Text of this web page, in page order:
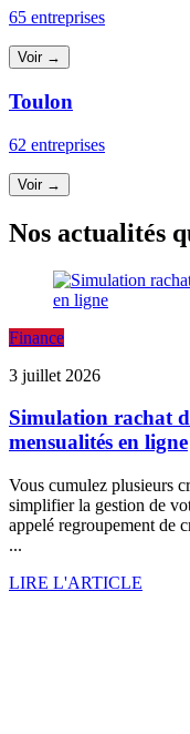
65 entreprises
Voir →
Toulon
62 entreprises
Voir →
Nos actualités
Finance
3 juillet 2026
Simulation rachat
mensualités en ligne
Vous cumulez plusieurs
simplifier la gestion de
appelé regroupement de
...
LIRE L'ARTICLE